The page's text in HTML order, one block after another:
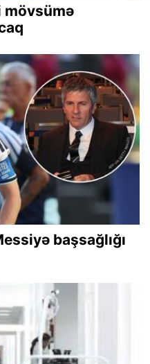
başsağlığı